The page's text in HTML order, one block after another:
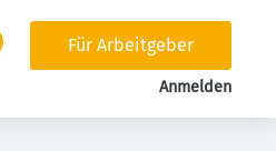
Für Arbeitgeber
Anmelden